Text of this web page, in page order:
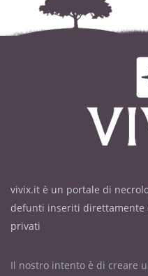
vivix.it è un portale di
defunti inseriti direttamente
privati
Il nostro intento è di creare